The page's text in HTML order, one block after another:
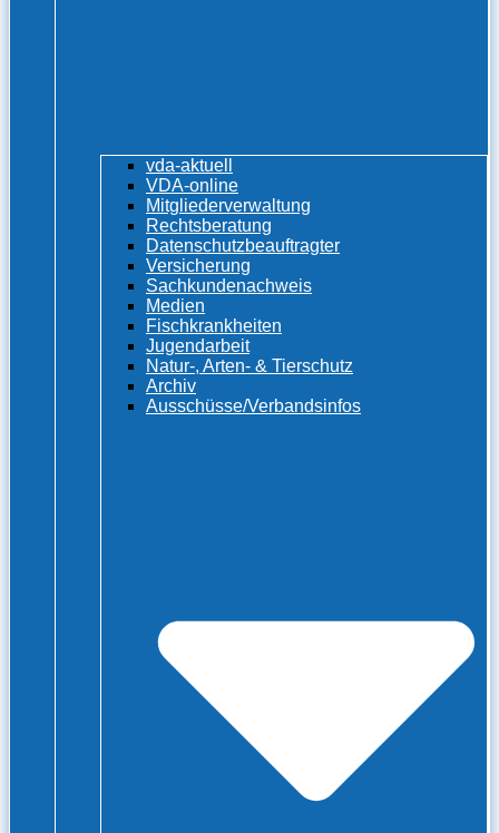
vda-aktuell
VDA-online
Mitgliederverwaltung
Rechtsberatung
Datenschutzbeauftragter
Versicherung
Sachkundenachweis
Medien
Fischkrankheiten
Jugendarbeit
Natur-, Arten- & Tierschutz
Archiv
Ausschüsse/Verbandsinfos